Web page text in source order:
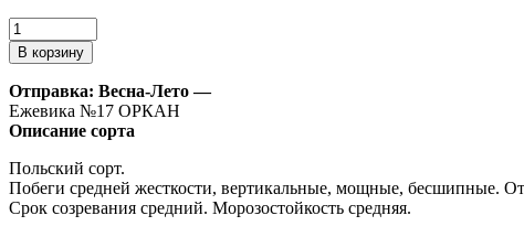
Количество
товара
Ежевика
№17
В корзину
Отправка: Весна-Лето —
Ежевика №17 ОРКАН
Описание сорта
Польский сорт.
Побеги средней жесткости, вертикальные, мощные, бесшипные.
Срок созревания средний. Морозостойкость средняя.